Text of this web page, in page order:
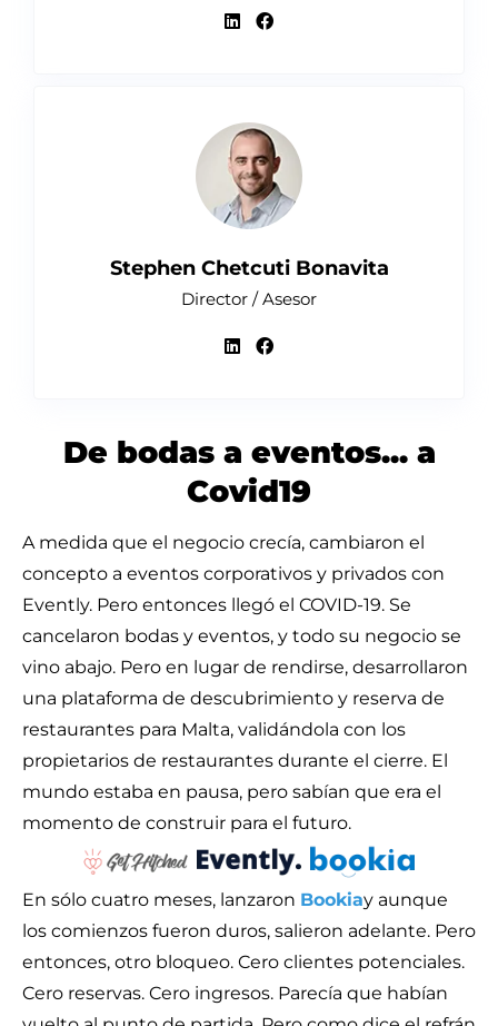
Stephen Chetcuti Bonavita
Director / Asesor
De bodas a eventos... a
Covid19
A medida que el negocio crecía, cambiaron el
concepto a eventos corporativos y privados con
Evently. Pero entonces llegó el COVID-19. Se
cancelaron bodas y eventos, y todo su negocio se
vino abajo. Pero en lugar de rendirse, desarrollaron
una plataforma de descubrimiento y reserva de
restaurantes para Malta, validándola con los
propietarios de restaurantes durante el cierre. El
mundo estaba en pausa, pero sabían que era el
momento de construir para el futuro.
En sólo cuatro meses, lanzaron Bookiay aunque
los comienzos fueron duros, salieron adelante. Pero
entonces, otro bloqueo. Cero clientes potenciales.
Cero reservas. Cero ingresos. Parecía que habían